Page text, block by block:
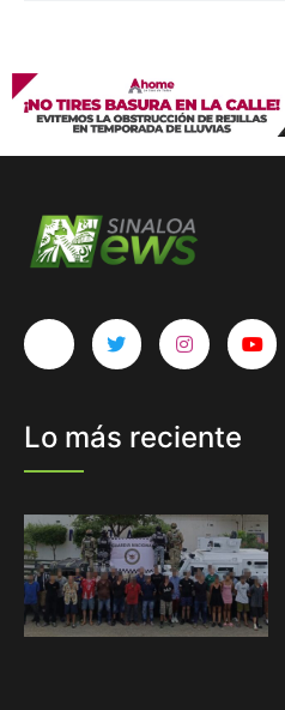
Lo más reciente